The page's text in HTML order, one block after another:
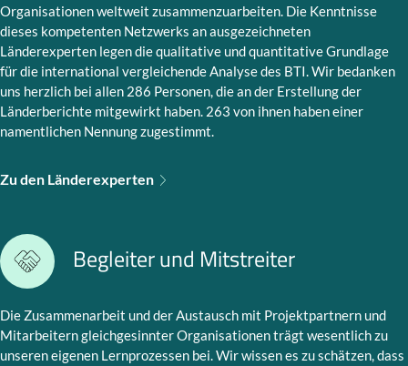
Organisationen weltweit zusammenzuarbeiten. Die Kenntnisse
dieses kompetenten Netzwerks an ausgezeichneten
Länderexperten legen die qualitative und quantitative Grundlage
für die international vergleichende Analyse des BTI. Wir bedanken
uns herzlich bei allen 286 Personen, die an der Erstellung der
Länderberichte mitgewirkt haben. 263 von ihnen haben einer
namentlichen Nennung zugestimmt.
Zu den Länderexperten
Begleiter und Mitstreiter
Die Zusammenarbeit und der Austausch mit Projektpartnern und
Mitarbeitern gleichgesinnter Organisationen trägt wesentlich zu
unseren eigenen Lernprozessen bei. Wir wissen es zu schätzen, dass